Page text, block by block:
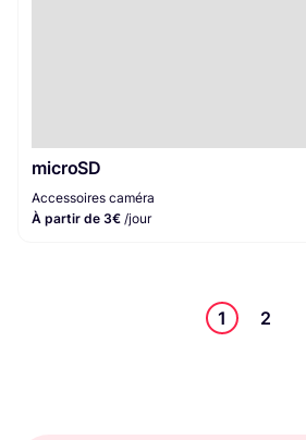
microSD
Accessoires caméra
À partir de 3€ /jour
1 2